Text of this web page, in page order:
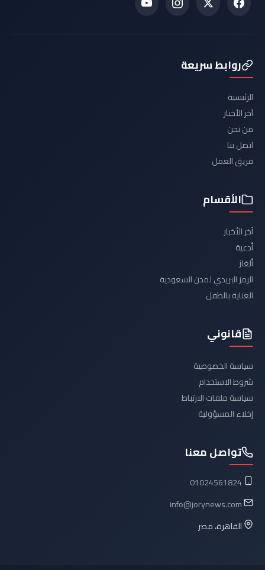
روابط سريعة
الرئيسية
آخر الأخبار
من نحن
اتصل بنا
فريق العمل
الأقسام
آخر الأخبار
أدعية
ألغاز
الرمز البريدي لمدن السعودية
العناية بالطفل
قانوني
سياسة الخصوصية
شروط الاستخدام
سياسة ملفات الارتباط
إخلاء المسؤولية
تواصل معنا
01024561824
info@jorynews.com
القاهرة، مصر